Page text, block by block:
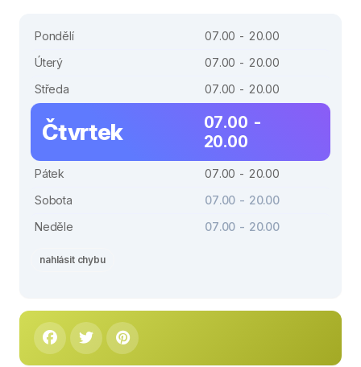
Pondělí
07.00 - 20.00
Úterý
07.00 - 20.00
Středa
07.00 - 20.00
Čtvrtek
07.00 -
20.00
Pátek
07.00 - 20.00
Sobota
07.00 - 20.00
Neděle
07.00 - 20.00
nahlásit chybu